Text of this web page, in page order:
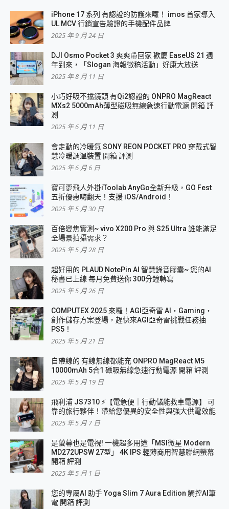
iPhone 17 系列 有認證的防護來囉！ imos 首家導入
UL MCV 行銷宣告驗證的手機配件品牌
2025 年 9 月 24 日
DJI Osmo Pocket 3 爽爽帶回家 歡慶 EaseUS 21 週
年到來，「Slogan 海報徵稿活動」好康大放送
2025 年 8 月 11 日
小巧好吸不擋鏡頭 有Qi2認證的 ONPRO MagReact
MXs2 5000mAh薄型磁吸無線急速行動電源 開箱 評
測
2025 年 6 月 11 日
會走動的冷暖氣 SONY REON POCKET PRO 穿戴式智
慧冷暖調溫裝置 開箱 評測
2025 年 6 月 6 日
寶可夢飛人外掛iToolab AnyGo全新升級，GO Fest
五折優惠嗨翻天！支援 iOS/Android！
2025 年 5 月 30 日
百倍變焦實測~ vivo X200 Pro 與 S25 Ultra 誰能滿足
全場景拍攝需求？
2025 年 5 月 28 日
超好用的 PLAUD NotePin AI 智慧錄音膠囊~ 您的AI
秘書已上線 每月免費送你 300分鐘轉寫
2025 年 5 月 26 日
COMPUTEX 2025 來囉！AGI亞奇雷 AI・Gaming・
創作儲存方案登場，趕快來AGI亞奇雷挑戰任務抽
PS5！
2025 年 5 月 21 日
自帶線的 有線無線都能充 ONPRO MagReact M5
10000mAh 5合1 磁吸無線急速行動電源 開箱 評測
2025 年 5 月 19 日
飛利浦 JS7310 ⚡【電急便｜行動儲能救車電源】 可
靠的旅行夥伴！帶給您優異的安全性與強大供電效能
2025 年 5 月 7 日
是螢幕也是電視! 一機超多用途「MSI微星 Modern
MD272UPSW 27型」 4K IPS 輕薄商用智慧聯網螢幕
開箱 評測
2025 年 5 月 1 日
您的專屬AI 助手 Yoga Slim 7 Aura Edition 觸控AI筆
電 開箱 評測